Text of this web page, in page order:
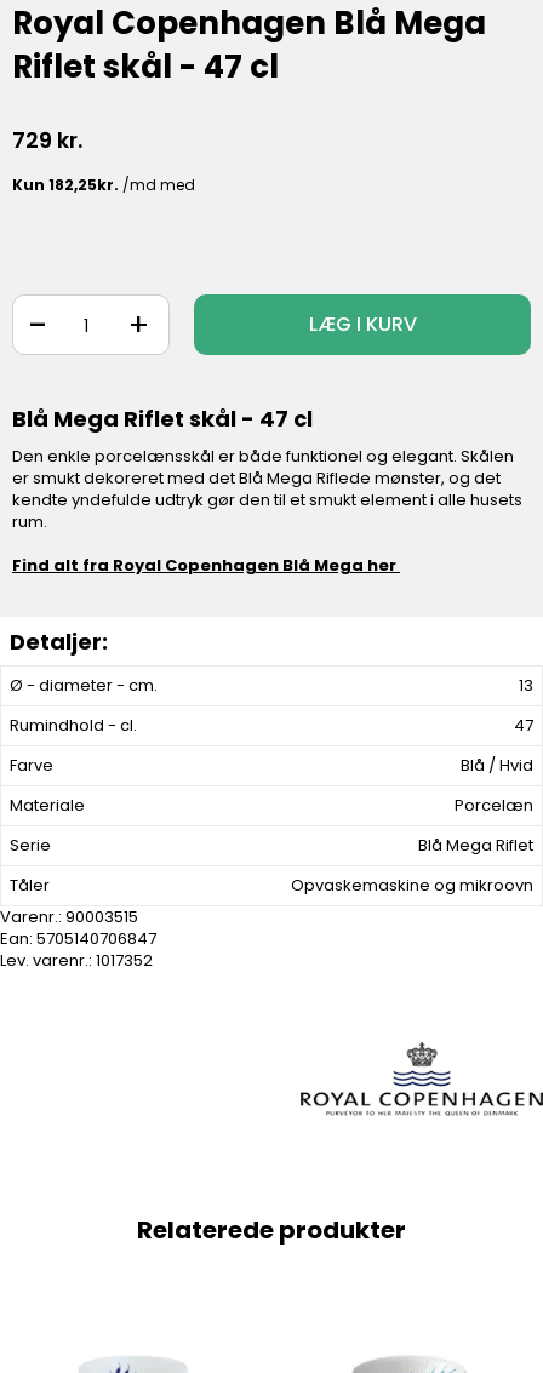
Ø - diameter - cm.
13
Rumindhold - cl.
47
Farve
Blå / Hvid
Materiale
Porcelæn
Serie
Blå Mega Riflet
Tåler
Opvaskemaskine og mikroovn
Varenr.: 90003515
Ean: 5705140706847
Lev. varenr.: 1017352
Royal Copenhagen Blå Mega
Riflet skål - 47 cl
729 kr.
+
- LÆG I KURV
Blå Mega Riflet skål - 47 cl
Den enkle porcelænsskål er både funktionel og elegant. Skålen
er smukt dekoreret med det Blå Mega Riflede mønster, og det
kendte yndefulde udtryk gør den til et smukt element i alle husets
rum.
Find alt fra Royal Copenhagen Blå Mega her
Relaterede produkter